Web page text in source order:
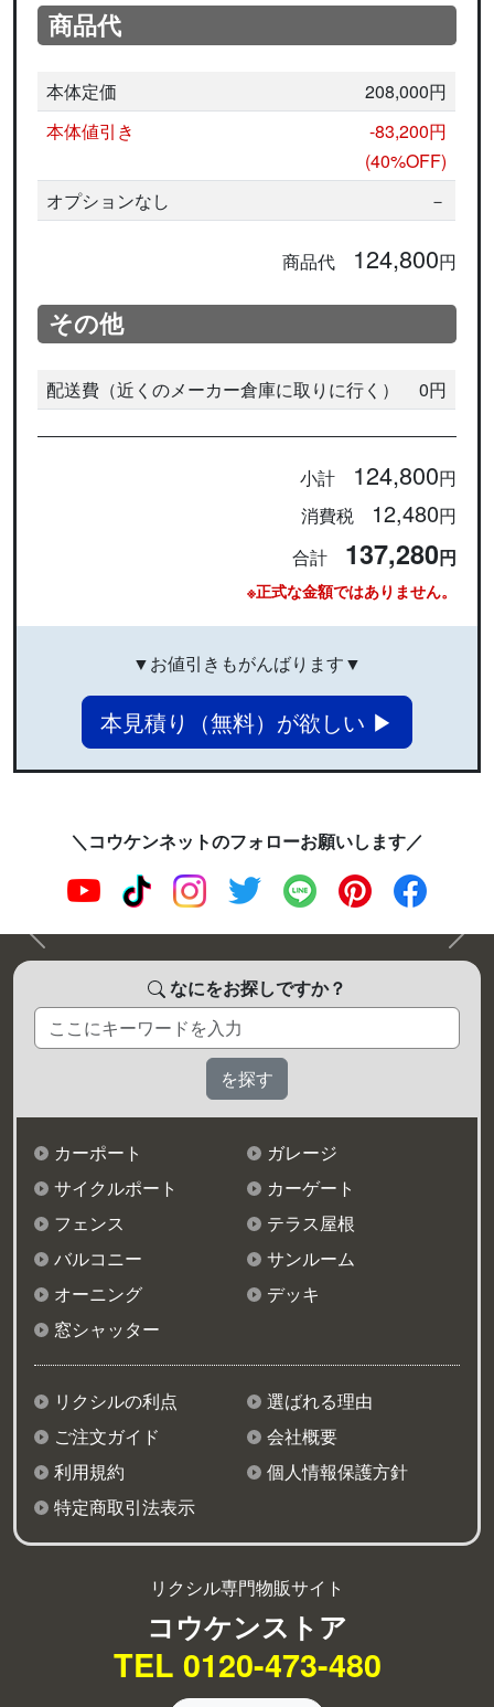
商品代
本体定価
208,000円
本体値引き
-83,200円
(40%OFF)
オプションなし
－
商品代 124,800円
その他
配送費（近くのメーカー倉庫に取りに行く） 0円
小計 124,800円
消費税 12,480円
合計 137,280円
※正式な金額ではありません。
▼お値引きもがんばります▼
本見積り（無料）が欲しい ▶
＼コウケンネットのフォローお願いします／
前へ
次へ
なにをお探しですか？
カーポート
ガレージ
サイクルポート
カーゲート
フェンス
テラス屋根
バルコニー
サンルーム
オーニング
デッキ
窓シャッター
リクシルの利点
選ばれる理由
ご注文ガイド
会社概要
利用規約
個人情報保護方針
特定商取引法表示
リクシル専門物販サイト
コウケンストア
TEL 0120-473-480